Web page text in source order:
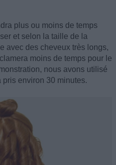
plus ou moins de temps
et selon la taille de la
avec des cheveux très longs,
moins de temps pour le
nous avons utilisé
pris environ 30 minutes.